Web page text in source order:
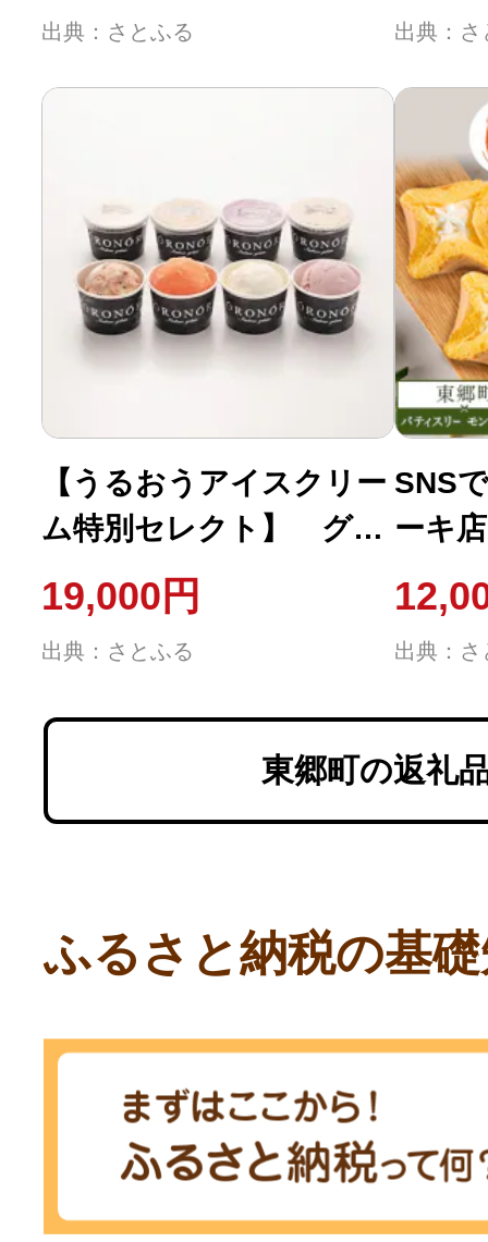
はじめるバイブルとは
問い合わせ
出典：さとふる 出典：さ
【うるおうアイスクリー
ム特別セレクト】 グル
メ口コミサイト ベスト
スイーツ2013受賞
19,000円
出典：さとふる
SNS
ーキ
ロー
トの
出典：さ
東郷町の返礼
ふるさと納税の基